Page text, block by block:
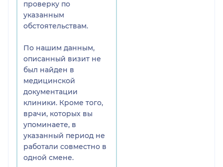
подьязычная слизистая от
того что Ефимов порвал
мне десну. Я позвонила в
сказал что нужно
полоскать рот ромашкой.
Это не помогало и мне
пришлось пить
антибиотики, после чего у
меня упал иммунитет и я
заболела.
Спрашивается зачем
Ефимов полез под десну
острым предметом и тем
более в чужую работу.
проверку по
указанным
обстоятельствам.
По нашим данным,
описанный визит не
был найден в
медицинской
документации
клиники. Кроме того,
врачи, которых вы
упоминаете, в
указанный период не
работали совместно в
одной смене.